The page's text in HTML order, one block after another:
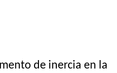
de inercia en la